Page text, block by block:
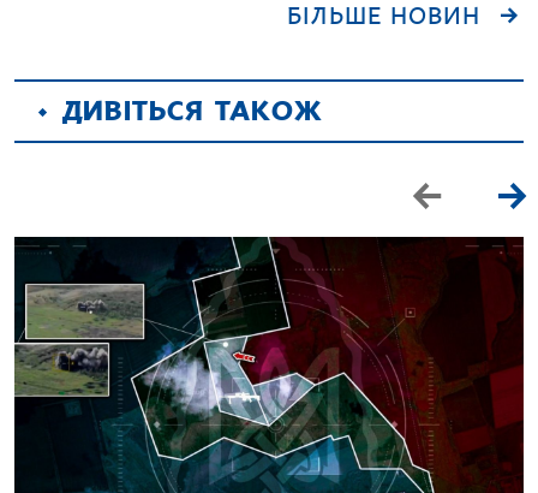
БІЛЬШЕ НОВИН
ДИВІТЬСЯ ТАКОЖ